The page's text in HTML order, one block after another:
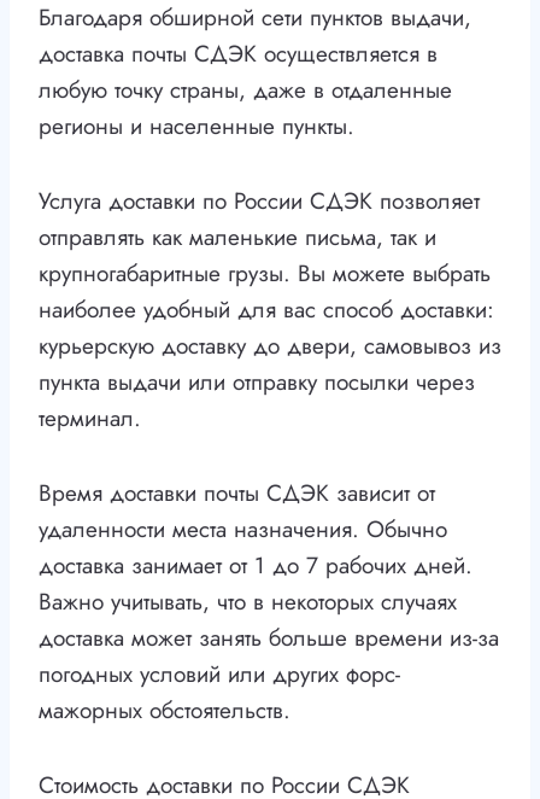
Благодаря обширной сети пунктов выдачи,
доставка почты СДЭК осуществляется в
любую точку страны, даже в отдаленные
регионы и населенные пункты.
Услуга доставки по России СДЭК позволяет
отправлять как маленькие письма, так и
крупногабаритные грузы. Вы можете выбрать
наиболее удобный для вас способ доставки:
курьерскую доставку до двери, самовывоз из
пункта выдачи или отправку посылки через
терминал.
Время доставки почты СДЭК зависит от
удаленности места назначения. Обычно
доставка занимает от 1 до 7 рабочих дней.
Важно учитывать, что в некоторых случаях
доставка может занять больше времени из-за
погодных условий или других форс-
мажорных обстоятельств.
Стоимость доставки по России СДЭК